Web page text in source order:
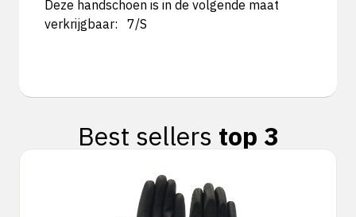
Deze handschoen is in de volgende maat
verkrijgbaar: 7/S
Best sellers top 3